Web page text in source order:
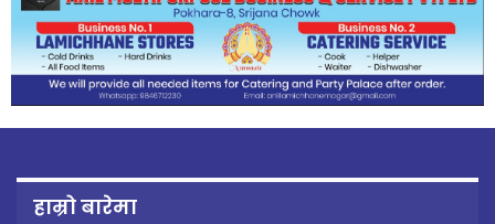
हाम्रो बारेमा